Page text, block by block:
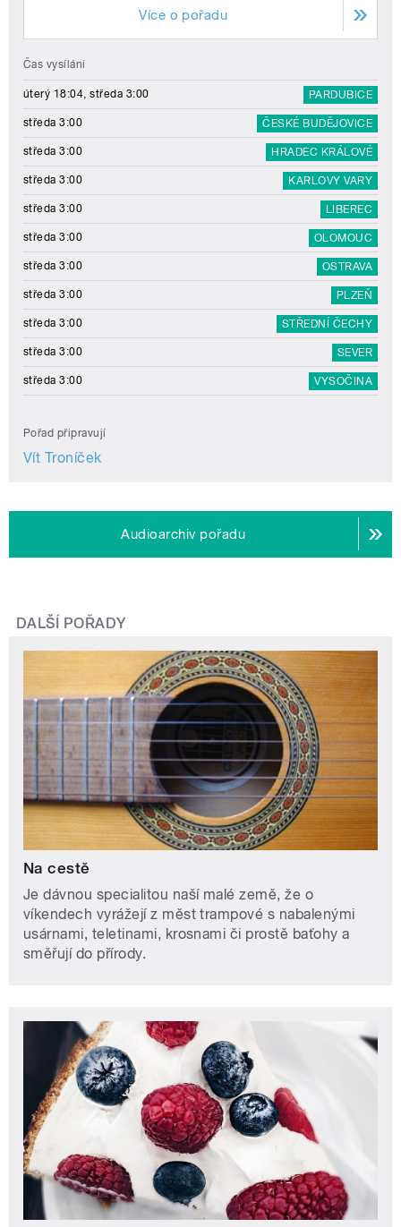
Více o pořadu
Čas vysílání
úterý 18:04, středa 3:00 PARDUBICE
středa 3:00 ČESKÉ BUDĚJOVICE
středa 3:00 HRADEC KRÁLOVÉ
středa 3:00 KARLOVY VARY
středa 3:00 LIBEREC
středa 3:00 OLOMOUC
středa 3:00 OSTRAVA
středa 3:00 PLZEŇ
středa 3:00 STŘEDNÍ ČECHY
středa 3:00 SEVER
středa 3:00 VYSOČINA
Pořad připravují
Vít Troníček
Audioarchiv pořadu
DALŠÍ POŘADY
Na cestě
Je dávnou specialitou naší malé země, že o
víkendech vyrážejí z měst trampové s nabalenými
usárnami, teletinami, krosnami či prostě baťohy a
směřují do přírody.